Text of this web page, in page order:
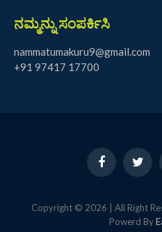
ನಮ್ಮನ್ನು ಸಂಪರ್ಕಿಸಿ
nammatumakuru9@gmail.com
+91 97417 17700
FacebookTwitter
Copyright © 2026 | All Right
Powerd By